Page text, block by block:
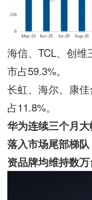
海信、TCL、创
市占59.3%。
长虹、海尔、康
占11.8%。
华为连续三个月
落入市场尾部梯
资品牌均维持数万